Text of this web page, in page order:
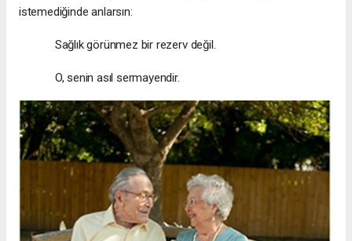
istemediğinde anlarsın:
Sağlık görünmez bir rezerv değil.
O, senin asıl sermayendir.